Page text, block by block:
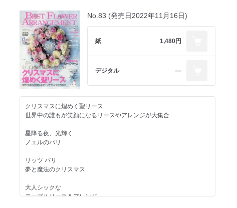
ウエディングブーケ
HAPPY STYLE セレクション
おしえて！JINBO先生
サマーアレンジセレクション
L'est le nouveau
Paris STYLE!
ヌーヴォー・パリスタイル！
10人のパリのフローリスト花ものがたり
◆ステファン・シャペル
◆マジッド・モアマッド
◆カール・フュッシュ
◆マリアンヌ・グゥダン
◆オード ローズ
◆セリーヌ・アルジャント
◆ジェラルディンヌ・フランソワ
◆バティスト・ピトゥ
◆クラリス・ベロー
Autumn Flower
絵画をオマージュする花
No.83 (発売日2022年11月16日)
紙 1,480円
デジタル ―
クリスマスに煌めく聖リース
世界中の誰もが笑顔になるリースやアレンジが大集合
星降る夜、光輝く
ノエルのパリ
リッツ パリ
夢と魔法のクリスマス
大人シックな
テーブルリース＆アレンジ